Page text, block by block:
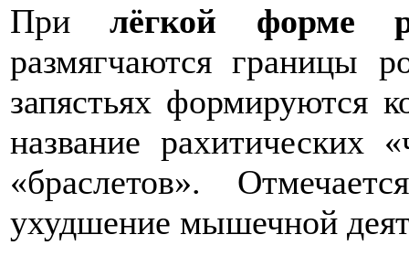
Прилёгкой форме
размягчаются границы
запястьях формируются
название рахитических
«браслетов».
ухудшение мышечной